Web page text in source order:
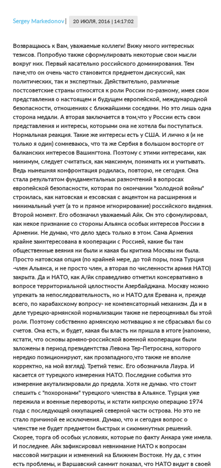
Sergey Markedonov 20 ИЮЛЯ, 2016 | 14:17:02
Возвращаюсь к Вам, уважаемые коллеги! Вижу много интересных
тезисов. Попробую также сформулировать некоторые свои мысли
вокруг них. Первый касательно российского доминирования. Тем
паче,что он очень часто становится предметом дискуссий, как
политических, так и экспертных. Действительно, различные
постсоветские страны относятся к роли России по-разному, имея свои
представления о настоящем и будущем европейской, международной
безопасности, отношениях с ближайшими соседями. Но это лишь одна
сторона медали. А вторая заключается в том,что у России есть свои
представления и интересы, которыми она не хотела бы поступаться.
Нормальная реакция. Такие же интересы есть у США. И лично я (и не
только я один) сомневаюсь, что та же Сербия в большом восторге от
балканских интересов Вашингтона. Поэтому с этими интересами, как
минимум, следует считаться, как максимум, понимать их и учитывать.
Ведь нынешняя конфронтация родилась, повторю, не сегодня. Она
стала результатом фундаментальных разночтений в вопросах
европейской безопасности, которая по окончании "холодной войны"
строилась, как натовская и еэсовская с акцентом на расширения и
минимальный учет (а то и прямое игнорирование) российского видения.
Второй момент. Его обозначил уважаемый Айк. Он это сфомулировал,
как некое признание со стороны Альянса особых интересов России в
Армении. Не думаю, что дело здесь только в этом. Сама Армения
крайне заинтересована в кооперации с Россией, какие бы там
общественные веяния ни были и какая бы критика Москвы ни была.
Просто натовская опция (по крайней мере, до той поры, пока Турция
-член Альянса, и не просто член, а вторая по численности армия НАТО)
закрыта. Да и НАТО, как А/йк справедливо отметил консервативно в
вопросе территориальной целостности Азербайджана. Москву можно
упрекать за непоследовательность, но и НАТО для Еревана и, прежде
всего, по карабахскому вопросу- не компенсаторный механизм. Да и в
деле турецко-армянской нормализации также не переоценивал бы этой
роли. Поэтому собственно армянскую мотивацию я не сбрасывал бы со
счетов. Она есть, и будет, какая бы власть ни пришла в итоге (напомню,
кстати, что основы армяно-российской военной кооперации были
заложены в период президентства Левона Тер-Петросяна, которого
нередко позиционируют, как прозападного,что также не вполне
корректно, на мой взгляд). Третий тезис. Его обозначила Лаура. И
касается от турецкого измерения НАТО. Последние события это
измерение акутализировали до предела. Хотя не думаю. что стоит
спешить с "похоронами" турецкого членства в Альянсе. Турция уже
пережила и военные перевороты, и кстати кипрскую операцию 1974
года с последующей оккупацией северной части острова. Но это не
стало причиной ее исключения. Думаю, что и сегодня вопрос о
членстве не будет предметом быстрых и сиюминутных решений.
Скорее, торга об особых условиях, которые по факту Анкара уже имела.
И последнее. Айк зафиксировал невнимание НАТО к вопросам
массовой миграции и изменений на Ближнем Востоке. Ну да, с этим
есть проблемы, и Варшавский саммит показал, что НАТО видит в своей